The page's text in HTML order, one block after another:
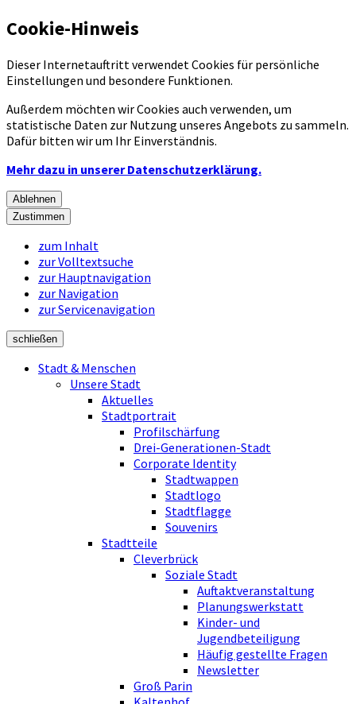
Cookie-Hinweis
Dieser Internetauftritt verwendet Cookies für persönliche
Einstellungen und besondere Funktionen.
Außerdem möchten wir Cookies auch verwenden, um
statistische Daten zur Nutzung unseres Angebots zu sammeln.
Dafür bitten wir um Ihr Einverständnis.
Mehr dazu in unserer Datenschutzerklärung.
Ablehnen
Zustimmen
zum Inhalt
zur Volltextsuche
zur Hauptnavigation
zur Navigation
zur Servicenavigation
schließen
Stadt & Menschen
Unsere Stadt
Aktuelles
Stadtportrait
Profilschärfung
Drei-Generationen-Stadt
Corporate Identity
Stadtwappen
Stadtlogo
Stadtflagge
Souvenirs
Stadtteile
Cleverbrück
Soziale Stadt
Auftaktveranstaltung
Planungswerkstatt
Kinder- und
Jugendbeteiligung
Häufig gestellte Fragen
Newsletter
Groß Parin